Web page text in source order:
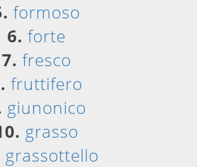
formoso
6. forte
7. fresco
fruttifero
giunonico
grasso
grassottello